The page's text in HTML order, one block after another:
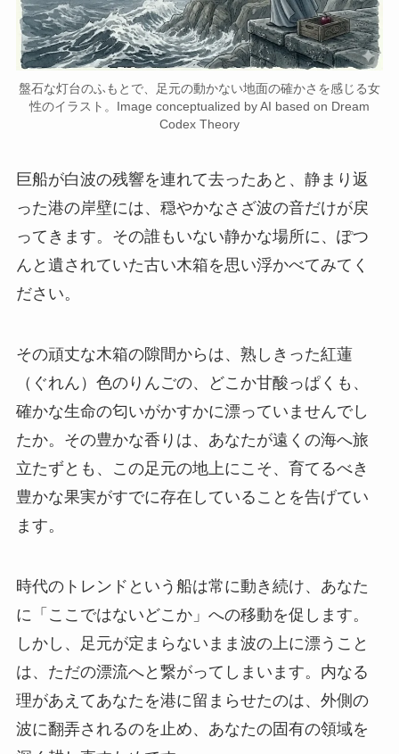
盤石な灯台のふもとで、足元の動かない地面の確かさを感じる女
性のイラスト。Image conceptualized by AI based on Dream
Codex Theory
巨船が白波の残響を連れて去ったあと、静まり返
った港の岸壁には、穏やかなさざ波の音だけが戻
ってきます。その誰もいない静かな場所に、ぽつ
んと遺されていた古い木箱を思い浮かべてみてく
ださい。
その頑丈な木箱の隙間からは、熟しきった紅蓮
（ぐれん）色のりんごの、どこか甘酸っぱくも、
確かな生命の匂いがかすかに漂っていませんでし
たか。その豊かな香りは、あなたが遠くの海へ旅
立たずとも、この足元の地上にこそ、育てるべき
豊かな果実がすでに存在していることを告げてい
ます。
時代のトレンドという船は常に動き続け、あなた
に「ここではないどこか」への移動を促します。
しかし、足元が定まらないまま波の上に漂うこと
は、ただの漂流へと繋がってしまいます。内なる
理があえてあなたを港に留まらせたのは、外側の
波に翻弄されるのを止め、あなたの固有の領域を